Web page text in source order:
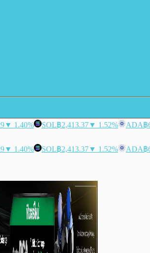
▼ 1.40% SOL฿2,413.37▼ 1.52% ADA฿
▼ 1.40% SOL฿2,413.37▼ 1.52% ADA฿